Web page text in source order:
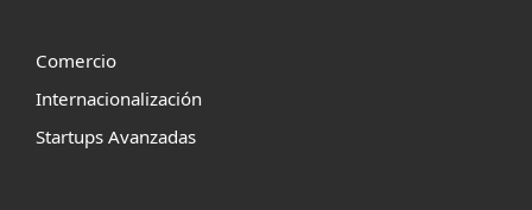
Comercio
Internacionalización
Startups Avanzadas